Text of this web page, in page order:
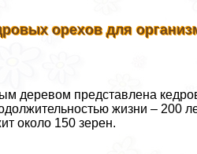
орехов для
деревом представлена
жизни – 200
около 150 зерен.